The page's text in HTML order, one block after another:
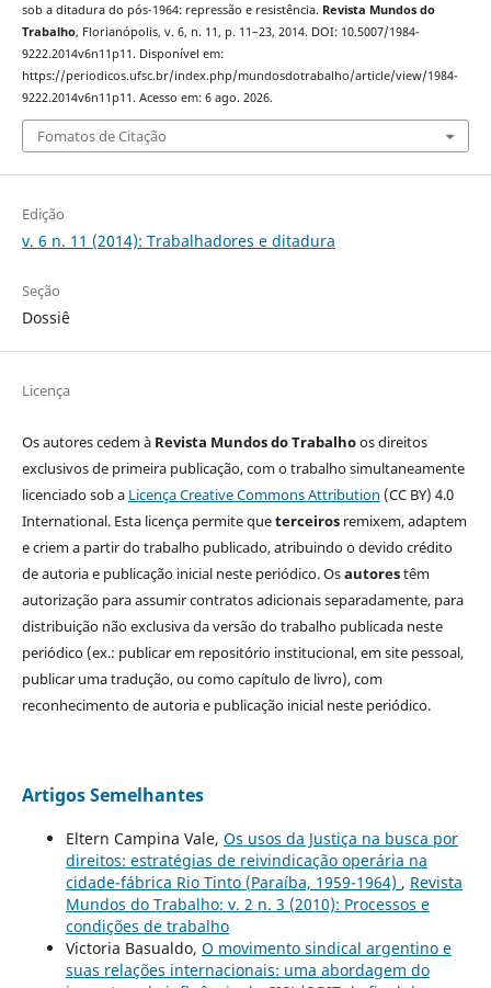
sob a ditadura do pós-1964: repressão e resistência. Revista Mundos do
Trabalho, Florianópolis, v. 6, n. 11, p. 11–23, 2014. DOI: 10.5007/1984-
9222.2014v6n11p11. Disponível em:
https://periodicos.ufsc.br/index.php/mundosdotrabalho/article/view/1984-
9222.2014v6n11p11. Acesso em: 6 ago. 2026.
Fomatos de Citação
Edição
v. 6 n. 11 (2014): Trabalhadores e ditadura
Seção
Dossiê
Licença
Os autores cedem à Revista Mundos do Trabalhoos direitos
exclusivos de primeira publicação, com o trabalho simultaneamente
licenciado sob a Licença Creative Commons Attribution (CC BY) 4.0
International. Esta licença permite queterceirosremixem, adaptem
e criem a partir do trabalho publicado, atribuindo o devido crédito
de autoria e publicação inicial neste periódico. Osautorestêm
autorização para assumir contratos adicionais separadamente, para
distribuição não exclusiva da versão do trabalho publicada neste
periódico (ex.: publicar em repositório institucional, em site pessoal,
publicar uma tradução, ou como capítulo de livro), com
reconhecimento de autoria e publicação inicial neste periódico.
Artigos Semelhantes
Eltern Campina Vale, Os usos da Justiça na busca por
direitos: estratégias de reivindicação operária na
cidade-fábrica Rio Tinto (Paraíba, 1959-1964) , Revista
Mundos do Trabalho: v. 2 n. 3 (2010): Processos e
condições de trabalho
Victoria Basualdo, O movimento sindical argentino e
suas relações internacionais: uma abordagem do